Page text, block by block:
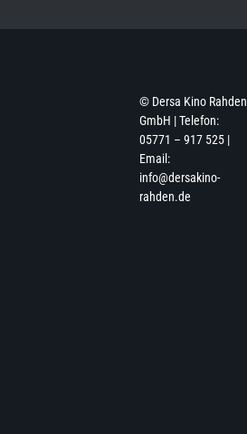
© Dersa Kino Rahden
GmbH | Telefon:
05771 – 917 525 |
Email:
info@dersakino-
rahden.de